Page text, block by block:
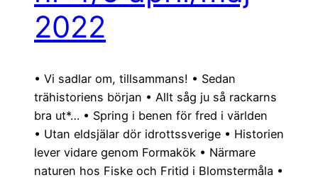
2022
• Vi sadlar om, tillsammans! • Sedan
trähistoriens början • Allt såg ju så rackarns
bra ut*… • Spring i benen för fred i världen
• Utan eldsjälar dör idrottssverige • Historien
lever vidare genom Formakök • Närmare
naturen hos Fiske och Fritid i Blomstermåla •